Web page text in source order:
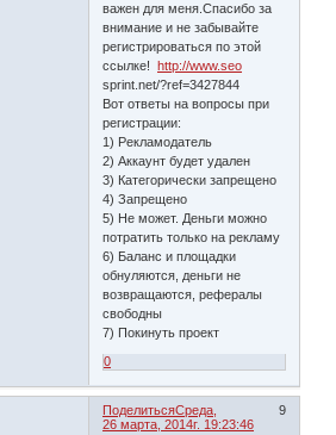
важен для меня.Спасибо за
внимание и не забывайте
регистрироваться по этой
ссылке!http://www.seo
sprint.net/?ref=3427844
Вот ответы на вопросы при
регистрации:
1) Рекламодатель
2) Аккаунт будет удален
3) Категорически запрещено
4) Запрещено
5) Не может. Деньги можно
потратить только на рекламу
6) Баланс и площадки
обнуляются, деньги не
возвращаются, рефералы
свободны
7) Покинуть проект
0
Поделиться 9
Среда,
26 марта, 2014г. 19:23:46